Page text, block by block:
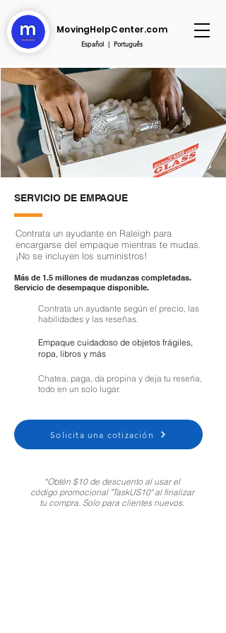
MovingHelpCenter.com
Español| Português
SERVICIO DE EMPAQUE
Contrata un ayudante en Raleigh para
encargarse del empaque mientras te mudas.
¡No se incluyen los suministros!
Más de 1.5 millones de mudanzas completadas.
Servicio de desempaque disponible.
Contrata un ayudante según el precio, las
habilidades y las reseñas.
Empaque cuidadoso de objetos frágiles,
ropa, libros y más
Chatea, paga, da propina y deja tu reseña,
todo en un solo lugar.
Solicita una cotización
*Obtén $10 de descuento al usar el
código promocional "TaskUS10" al finalizar
tu compra. Solo para clientes nuevos.